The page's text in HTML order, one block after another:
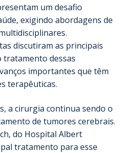
um desafio
exigindo abordagens de
discutiram as principais
dessas
importantes que têm
terapêuticas.
a cirurgia continua sendo o
de tumores cerebrais.
do Hospital Albert
tratamento para esse